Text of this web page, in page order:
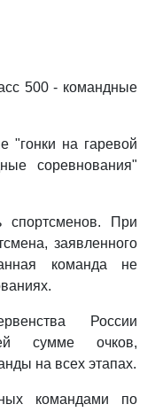
500 - командные
"гонки на гаревой
соревнования"
При
заявленного
команда не
России
сумме очков,
на всех этапах.
командами по